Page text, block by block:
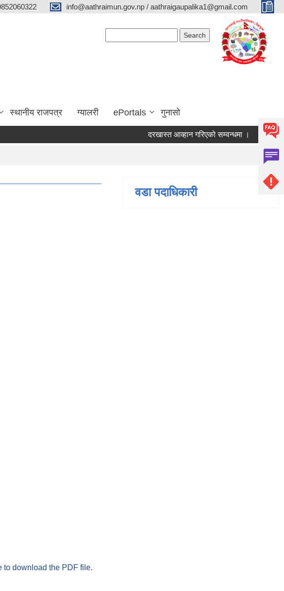
info@aathraimun.gov.np / aathraigaupalika1@gmail.com
स्थानीय राजपत्र ग्यालरी ePortals गुनासो
दरखास्त आव्हान गरिएको सम्वन्धमा । प्रेश
to download the PDF file.
वडा पदाधिकारी